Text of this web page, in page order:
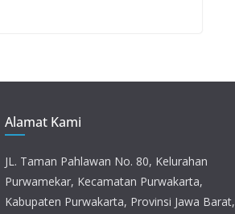
Alamat Kami
JL. Taman Pahlawan No. 80, Kelurahan
Purwamekar, Kecamatan Purwakarta,
Kabupaten Purwakarta, Provinsi Jawa Barat,